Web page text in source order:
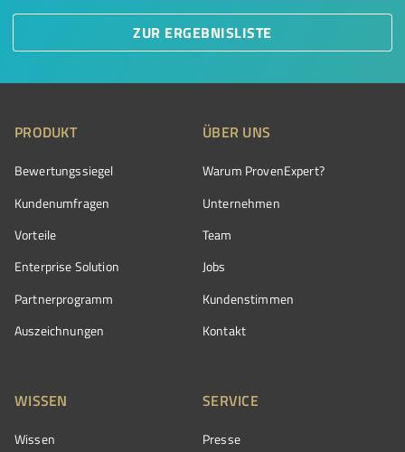
ZUR ERGEBNISLISTE
PRODUKT
Bewertungssiegel
Kundenumfragen
Vorteile
Enterprise Solution
Partnerprogramm
Auszeichnungen
ÜBER UNS
Warum ProvenExpert?
Unternehmen
Team
Jobs
Kundenstimmen
Kontakt
WISSEN
Wissen
SERVICE
Presse